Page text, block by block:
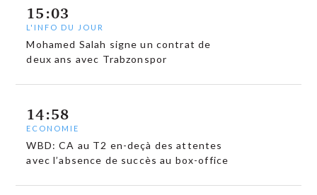
15:03
L'INFO DU JOUR
Mohamed Salah signe un contrat de
deux ans avec Trabzonspor
14:58
ECONOMIE
WBD: CA au T2 en-deçà des attentes
avec l’absence de succès au box-office